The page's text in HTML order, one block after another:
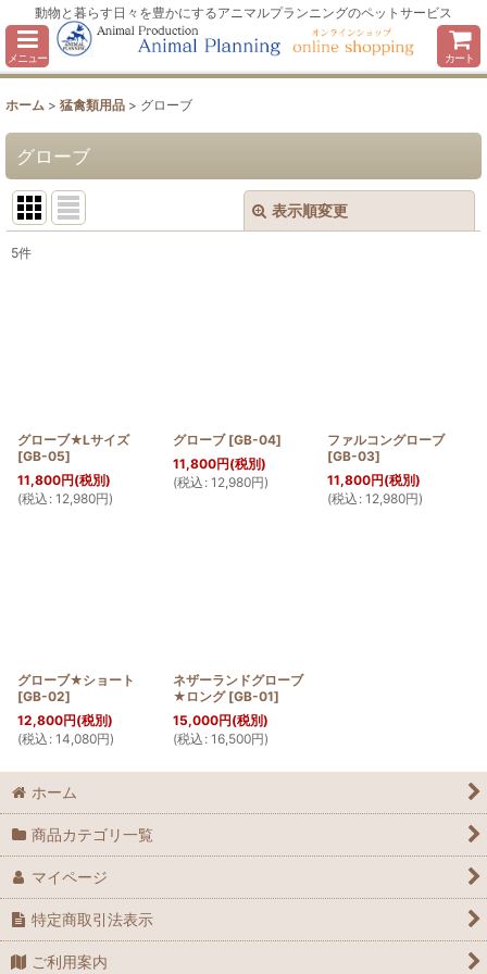
動物と暮らす日々を豊かにするアニマルプランニングのペットサービス
メニュー カート
ホーム > 猛禽類用品 > グローブ
グローブ
表示順変更
5件
グローブ★Lサイズ
[GB-05]
11,800円(税別)
(税込 : 12,980円)
グローブ [GB-04]
11,800円(税別)
(税込 : 12,980円)
ファルコングローブ
[GB-03]
11,800円(税別)
(税込 : 12,980円)
グローブ★ショート
[GB-02]
12,800円(税別)
(税込 : 14,080円)
ネザーランドグローブ
★ロング [GB-01]
15,000円(税別)
(税込 : 16,500円)
ホーム
商品カテゴリ一覧
マイページ
特定商取引法表示
ご利用案内